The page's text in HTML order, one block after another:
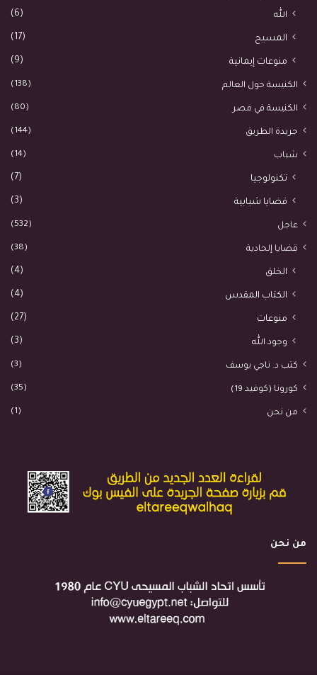
الله (6)
المسيح (17)
منوعات إيمانية (9)
الكنيسة حول العالم (138)
الكنيسة في مصر (80)
جريدة الطريق (144)
شباب (14)
تكنولوجيا (7)
قضايا شبابية (3)
عاجل (532)
قضايا إلحادية (38)
الخلق (4)
الكتاب المقدس (4)
منوعات (27)
وجود الله (3)
كتب د. ناجي يوسف (3)
كورونا (كوفيد 19) (35)
من نحن (1)
من نحن